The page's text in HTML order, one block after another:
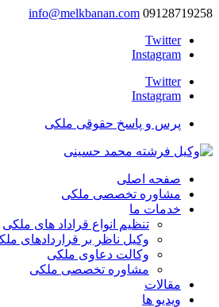
09128719258
info@melkbanan.com
Twitter
Instagram
Twitter
Instagram
پرس و پاسخ حقوقی ملکی
صفحه اصلی
مشاوره تخصصی ملکی
خدمات ما
تنظیم انواع قراداد های ملکی
وکیل ناظر بر قراردادهای
وکالت دعاوی ملکی
مشاوره تخصصی ملکی
مقالات
ویدیو ها